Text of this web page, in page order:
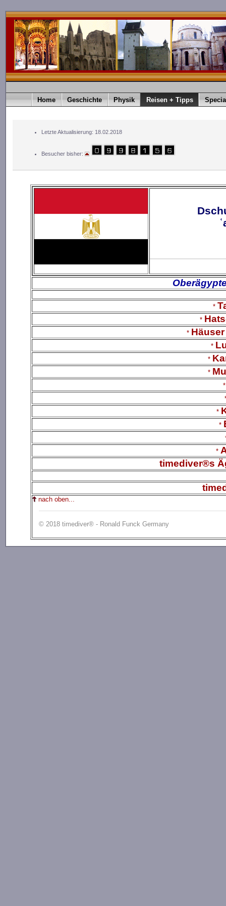
Home Geschichte Physik Reisen + Tipps
Letzte Aktualisierung: 18.02.2018
Besucher bisher:
*
*
*
*
*
*
*
*
*
timediver®s
nach oben...
© 2018 timediver® - Ronald Funck Germany